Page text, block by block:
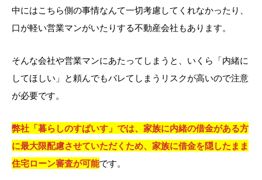
中にはこちら側の事情なんて一切考慮してくれなかったり、
口が軽い営業マンがいたりする不動産会社もあります。
そんな会社や営業マンにあたってしまうと、いくら「内緒に
してほしい」と頼んでもバレてしまうリスクが高いので注意
が必要です。
弊社「暮らしのすぱいす」では、家族に内緒の借金がある方
に最大限配慮させていただくため、家族に借金を隠したまま
住宅ローン審査が可能です。